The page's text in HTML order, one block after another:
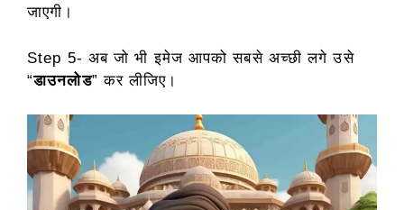
जाएगी।
Step 5- अब जो भी इमेज आपको सबसे अच्छी लगे उसे
“डाउनलोड” कर लीजिए।